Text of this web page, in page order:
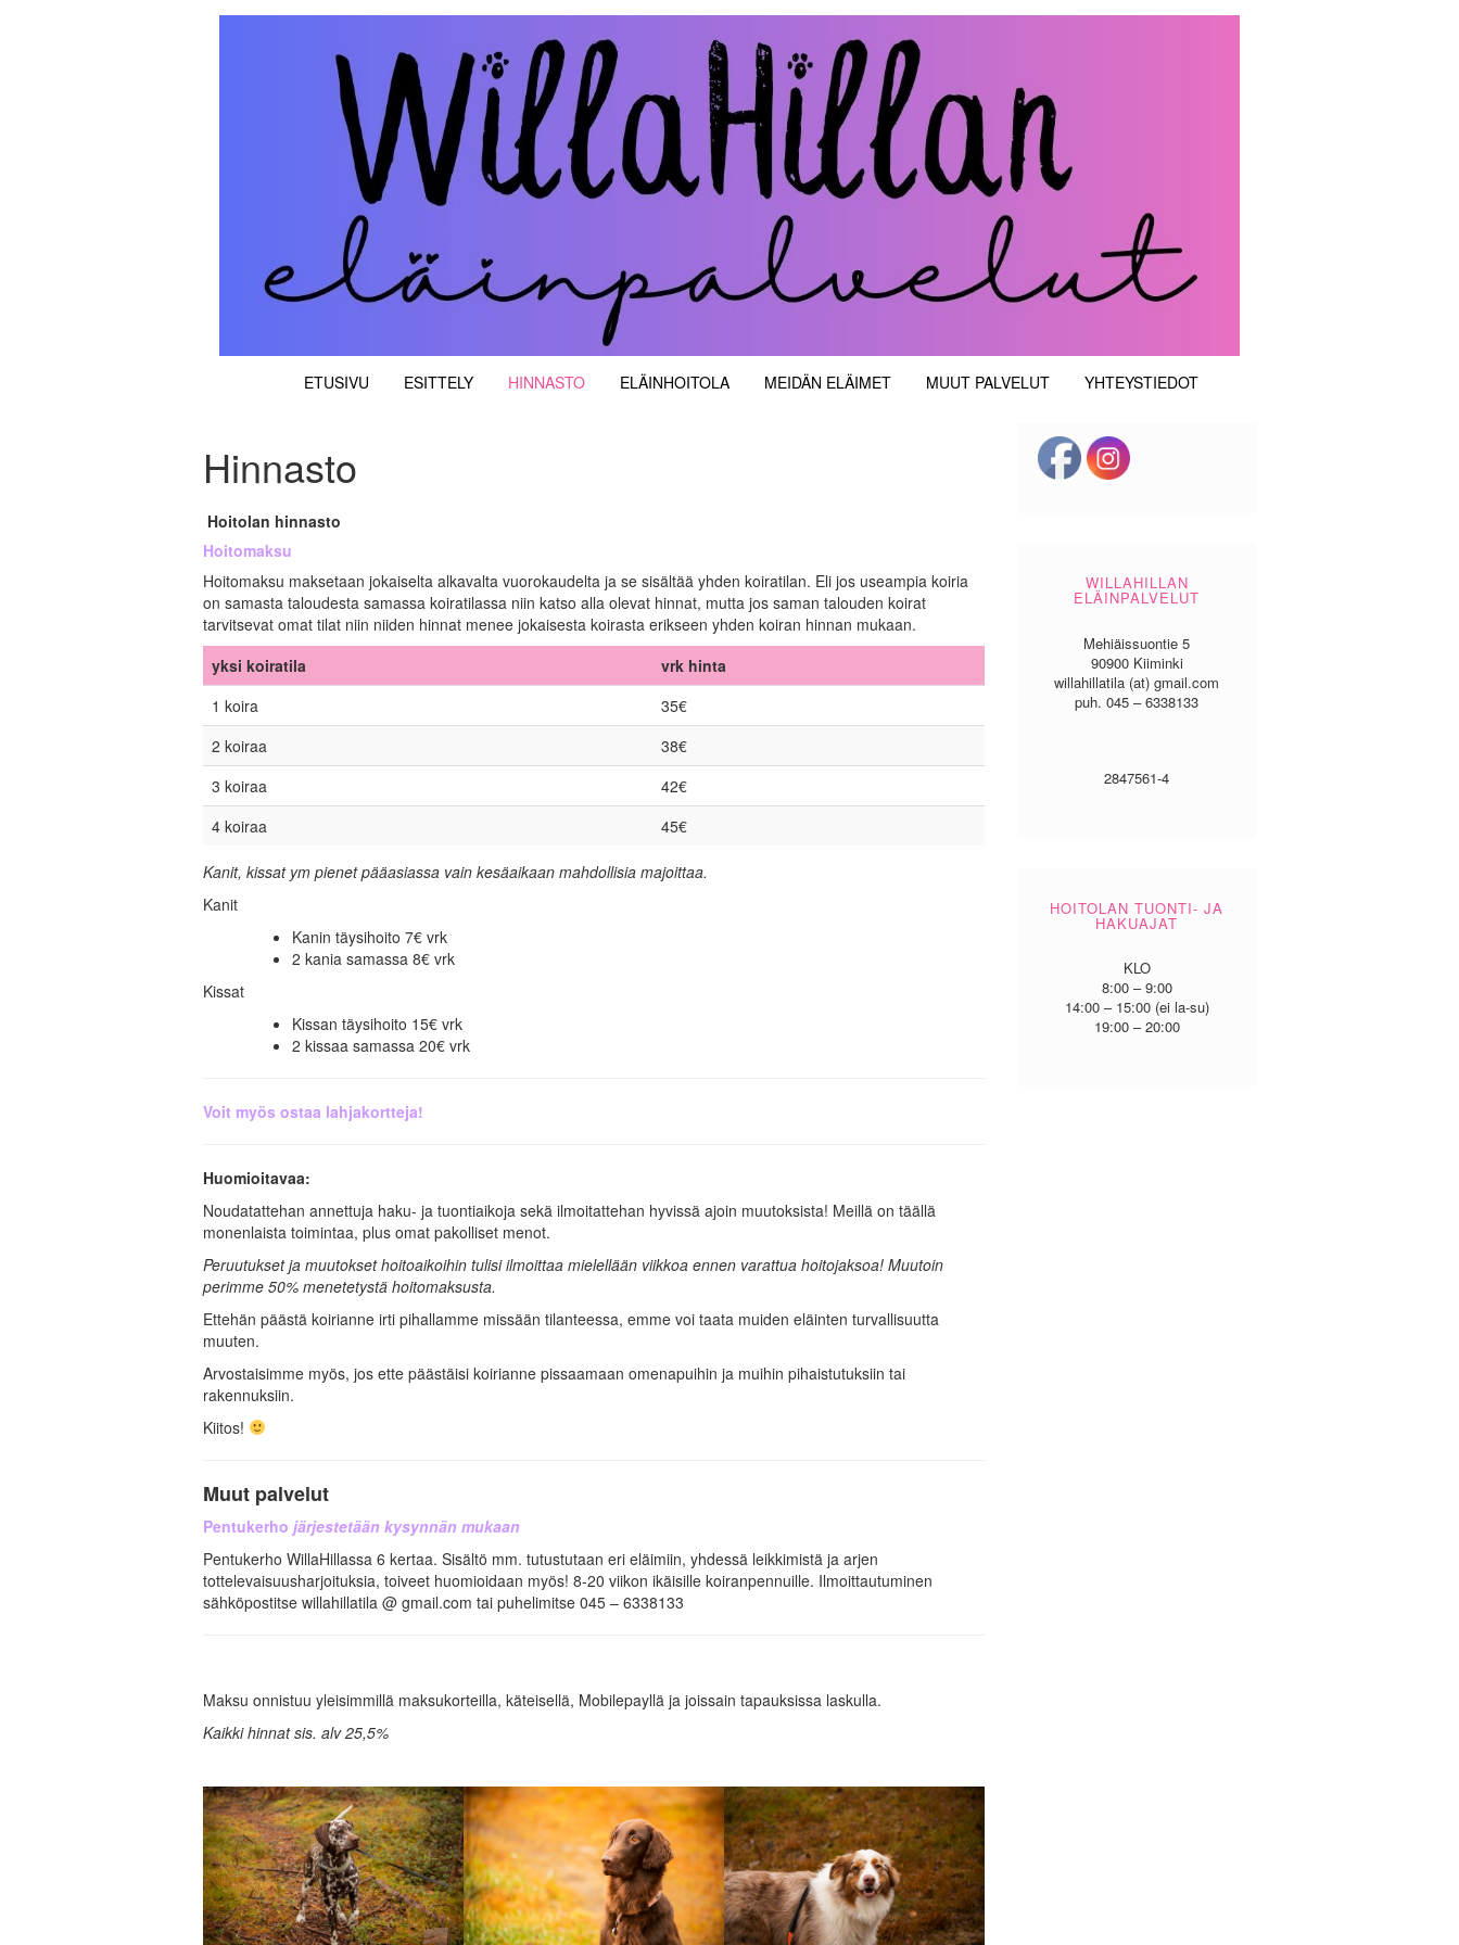
WillaHillan Eläinpalvelut
ETUSIVU ESITTELY HINNASTO ELÄINHOITOLA MEIDÄN ELÄIMET MUUT PALVELUT YHTEYSTIEDOT
Hinnasto
Hoitolan hinnasto
Hoitomaksu
Hoitomaksu maksetaan jokaiselta alkavalta vuorokaudelta ja se sisältää yhden koiratilan. Eli jos useampia koiria
on samasta taloudesta samassa koiratilassa niin katso alla olevat hinnat, mutta jos saman talouden koirat
tarvitsevat omat tilat niin niiden hinnat menee jokaisesta koirasta erikseen yhden koiran hinnan mukaan.
yksi koiratila
vrk hinta
1 koira
35€
2 koiraa
38€
3 koiraa
42€
4 koiraa
45€
Kanit, kissat ym pienet pääasiassa vain kesäaikaan mahdollisia majoittaa.
Kanit
Kanin täysihoito 7€ vrk
2 kania samassa 8€ vrk
Kissat
Kissan täysihoito 15€ vrk
2 kissaa samassa 20€ vrk
Voit myös ostaa lahjakortteja!
Huomioitavaa:
Noudatattehan annettuja haku- ja tuontiaikoja sekä ilmoitattehan hyvissä ajoin muutoksista! Meillä on täällä
monenlaista toimintaa, plus omat pakolliset menot.
Peruutukset ja muutokset hoitoaikoihin tulisi ilmoittaa mielellään viikkoa ennen varattua hoitojaksoa! Muutoin
perimme 50% menetetystä hoitomaksusta.
Ettehän päästä koirianne irti pihallamme missään tilanteessa, emme voi taata muiden eläinten turvallisuutta
muuten.
Arvostaisimme myös, jos ette päästäisi koirianne pissaamaan omenapuihin ja muihin pihaistutuksiin tai
rakennuksiin.
Kiitos!
Muut palvelut
Pentukerho järjestetään kysynnän mukaan
Pentukerho WillaHillassa 6 kertaa. Sisältö mm. tutustutaan eri eläimiin, yhdessä leikkimistä ja arjen
tottelevaisuusharjoituksia, toiveet huomioidaan myös! 8-20 viikon ikäisille koiranpennuille. Ilmoittautuminen
sähköpostitse willahillatila @ gmail.com tai puhelimitse 045 – 6338133
Maksu onnistuu yleisimmillä maksukorteilla, käteisellä, Mobilepayllä ja joissain tapauksissa laskulla.
Kaikki hinnat sis. alv 25,5%
WILLAHILLAN
ELÄINPALVELUT
Mehiäissuontie 5
90900 Kiiminki
willahillatila (at) gmail.com
puh. 045 – 6338133
2847561-4
HOITOLAN TUONTI- JA
HAKUAJAT
KLO
8:00 – 9:00
14:00 – 15:00 (ei la-su)
19:00 – 20:00